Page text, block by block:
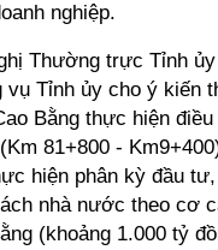
nghiệp.
Thường trực Tỉnh
vụ Tỉnh ủy cho ý kiến
Bằng thực hiện
81+800 -
hiện phân kỳ đầu
nhà nước theo cơ
(khoảng 1.000 tỷ